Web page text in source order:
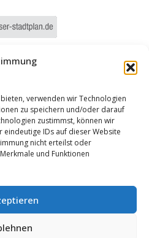
verwenden wir Technologien
zu speichern und/oder darauf
zustimmst, können wir
IDs auf dieser Website
nicht erteilst oder
und Funktionen